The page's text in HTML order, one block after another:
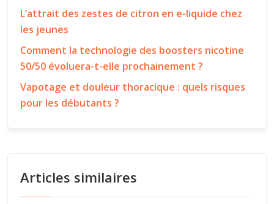
L’attrait des zestes de citron en e-liquide chez
les jeunes
Comment la technologie des boosters nicotine
50/50 évoluera-t-elle prochainement ?
Vapotage et douleur thoracique : quels risques
pour les débutants ?
Articles similaires